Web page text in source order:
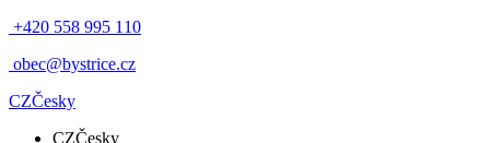
+420 558 995 110
obec@bystrice.cz
CZČesky
CZČesky